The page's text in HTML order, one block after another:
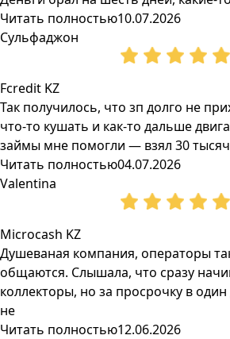
Читать полностью10.07.2026
Сульфаджон
Fcredit KZ
Так получилось, что зп долго не
что-то кушать и как-то дальше
займы мне помогли — взял 30 тысяч
Читать полностью04.07.2026
Valentina
Microcash KZ
Душеваная компания, операторы
общаются. Слышала, что сразу
коллекторы, но за просрочку в
не
Читать полностью12.06.2026